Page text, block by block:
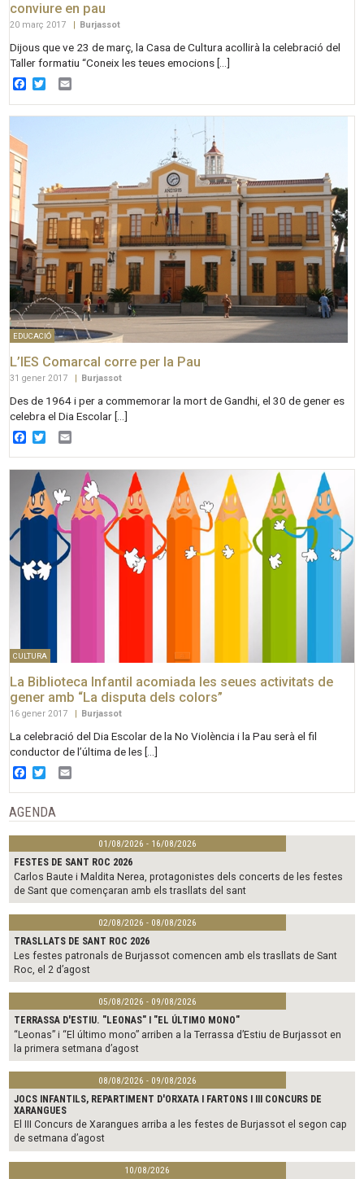
conviure en pau
20 març 2017 Burjassot
Dijous que ve 23 de març, la Casa de Cultura acollirà la celebració del
Taller formatiu “Coneix les teues emocions […]
Facebook
Twitter
EDUCACIÓ
L’IES Comarcal corre per la Pau
31 gener 2017 | Burjassot
Des de 1964 i per a commemorar la mort de Gandhi, el 30 de gener es
celebra el Dia Escolar […]
Facebook
Twitter
CULTURA
La Biblioteca Infantil acomiada les seues activitats de
gener amb “La disputa dels colors”
16 gener 2017 | Burjassot
La celebració del Dia Escolar de la No Violència i la Pau serà el fil
conductor de l’última de les […]
Facebook
Twitter
AGENDA
01/08/2026 - 16/08/2026
FESTES DE SANT ROC 2026
Carlos Baute i Maldita Nerea, protagonistes dels concerts de les festes
de Sant que començaran amb els trasllats del sant
02/08/2026 - 08/08/2026
TRASLLATS DE SANT ROC 2026
Les festes patronals de Burjassot comencen amb els trasllats de Sant
Roc, el 2 d’agost
05/08/2026 - 09/08/2026
TERRASSA D'ESTIU. "LEONAS" I "EL ÚLTIMO MONO"
“Leonas” i “El último mono” arriben a la Terrassa d’Estiu de Burjassot en
la primera setmana d’agost
08/08/2026 - 09/08/2026
JOCS INFANTILS, REPARTIMENT D'ORXATA I FARTONS I III CONCURS DE
XARANGUES
El III Concurs de Xarangues arriba a les festes de Burjassot el segon cap
de setmana d’agost
10/08/2026